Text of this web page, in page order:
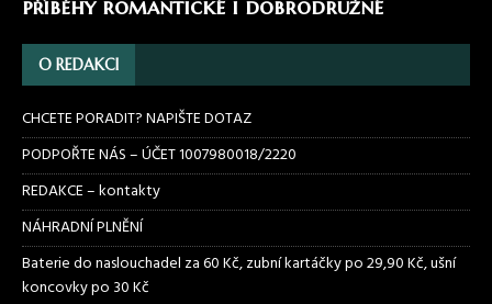
příběhy romantické i dobrodružné
O REDAKCI
CHCETE PORADIT? NAPIŠTE DOTAZ
PODPOŘTE NÁS – ÚČET 1007980018/2220
REDAKCE – kontakty
NÁHRADNÍ PLNĚNÍ
Baterie do naslouchadel za 60 Kč, zubní kartáčky po 29,90 Kč, ušní
koncovky po 30 Kč